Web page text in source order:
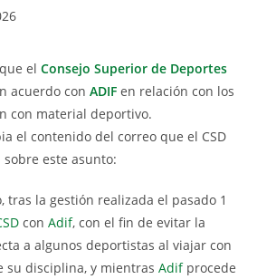
elConsejo Superior de Deportes
acuerdo conADIF en relación con los
con material deportivo.
el contenido del correo que el CSD
sobre este asunto:
tras la gestión realizada el pasado 1
conAdif, con el fin de evitar la
a algunos deportistas al viajar con
su disciplina, y mientrasAdifprocede